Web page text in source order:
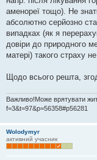
аменореї тощо). Не
абсолютно серйозно
випадках (як я
довіри до природного
матері) такого страху
Щодо всього решта,
Важливо!Може врятувати
f=3&t=97&p=56358#p56281
Wolodymyr
активний учасник